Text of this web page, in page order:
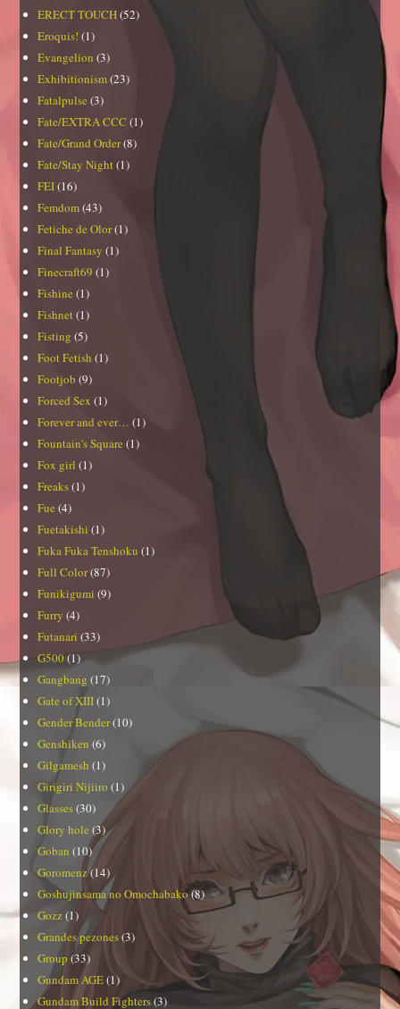
ERECT TOUCH(52)
Eroquis! (1)
Evangelion (3)
Exhibitionism(23)
Fatalpulse (3)
Fate/EXTRA CCC (1)
Fate/Grand Order(8)
Fate/Stay Night(1)
FEI(16)
Femdom(43)
Fetiche de Olor(1)
Final Fantasy (1)
Finecraft69 (1)
Fishine (1)
Fishnet(1)
Fisting (5)
Foot Fetish (1)
Footjob (9)
Forced Sex (1)
Forever and ever… (1)
Fountain's Square (1)
Fox girl (1)
Freaks(1)
Fue (4)
Fuetakishi (1)
Fuka Fuka Tenshoku (1)
Full Color(87)
Funikigumi (9)
Furry (4)
Futanari (33)
G500(1)
Gangbang (17)
Gate of XIII(1)
Gender Bender(10)
Genshiken (6)
Gilgamesh (1)
Girigiri Nijiiro (1)
Glasses(30)
Glory hole (3)
Goban (10)
Goromenz(14)
Goshujinsama no Omochabako(8)
Gozz(1)
Grandes pezones(3)
Group (33)
Gundam AGE(1)
Gundam Build Fighters(3)